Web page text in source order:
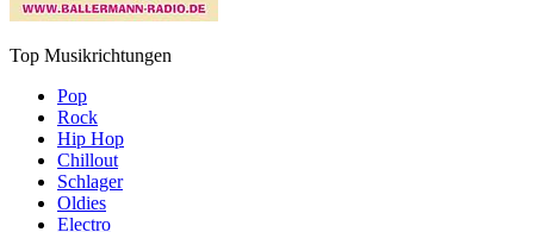
Top Musikrichtungen
Pop
Rock
Hip Hop
Chillout
Schlager
Oldies
Electro